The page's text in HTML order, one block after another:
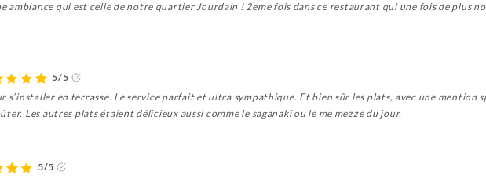
ambiance qui est celle de notre quartier Jourdain ! 2eme fois dans ce restaurant qui une fois de plus
5/5
s’installer en terrasse. Le service parfait et ultra sympathique. Et bien sûr les plats, avec une mention
Les autres plats étaient délicieux aussi comme le saganaki ou le me mezze du jour.
5/5